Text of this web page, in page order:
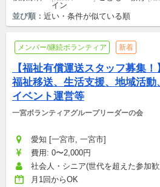
イン
並び順： 近い・条件が似ている順
メンバー/継続ボランティア 新着
【福祉有償運送スタッフ募集！
福祉移送、生活支援、地域活動
イベント運営等
一宮ボランティアグループリーダーの会
愛知 [一宮市, 一宮市]
費用: 0〜2,000円
社会人・シニア(世代を超えた参加
月1回からOK